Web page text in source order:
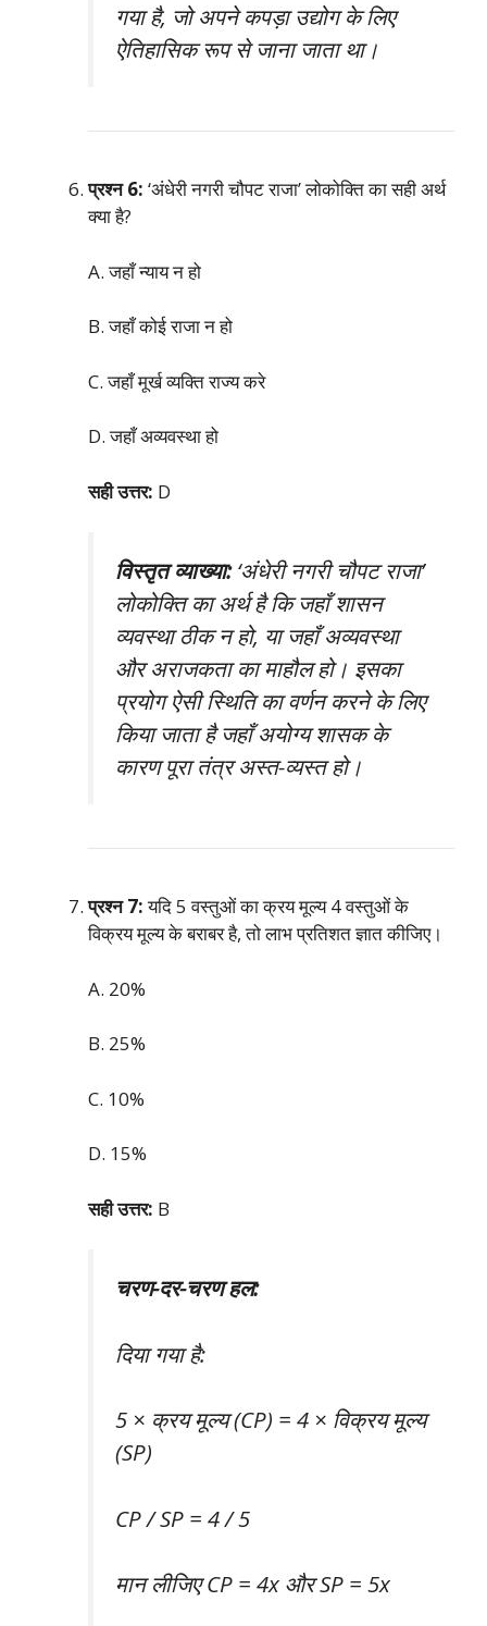
गया है, जो अपने कपड़ा उद्योग के लिए
ऐतिहासिक रूप से जाना जाता था।
प्रश्न 6: ‘अंधेरी नगरी चौपट राजा’ लोकोक्ति का सही अर्थ
क्या है?
A. जहाँ न्याय न हो
B. जहाँ कोई राजा न हो
C. जहाँ मूर्ख व्यक्ति राज्य करे
D. जहाँ अव्यवस्था हो
सही उत्तर: D
विस्तृत व्याख्या:‘अंधेरी नगरी चौपट राजा’
लोकोक्ति का अर्थ है कि जहाँ शासन
व्यवस्था ठीक न हो, या जहाँ अव्यवस्था
और अराजकता का माहौल हो। इसका
प्रयोग ऐसी स्थिति का वर्णन करने के लिए
किया जाता है जहाँ अयोग्य शासक के
कारण पूरा तंत्र अस्त-व्यस्त हो।
प्रश्न 7:यदि 5 वस्तुओं का क्रय मूल्य 4 वस्तुओं के
विक्रय मूल्य के बराबर है, तो लाभ प्रतिशत ज्ञात कीजिए।
A. 20%
B. 25%
C. 10%
D. 15%
सही उत्तर: B
चरण-दर-चरण हल:
दिया गया है:
5 × क्रय मूल्य (CP) = 4 × विक्रय मूल्य
(SP)
CP / SP = 4 / 5
मान लीजिए CP = 4x और SP = 5x